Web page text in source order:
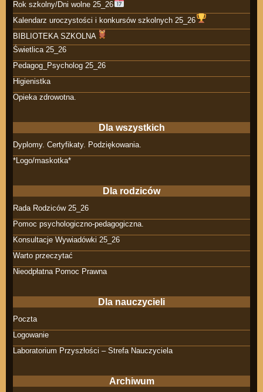
Rok szkolny/Dni wolne 25_26
Kalendarz uroczystości i konkursów szkolnych 25_26
BIBLIOTEKA SZKOLNA
Świetlica 25_26
Pedagog_Psycholog 25_26
Higienistka
Opieka zdrowotna.
Dla wszystkich
Dyplomy. Certyfikaty. Podziękowania.
*Logo/maskotka*
Dla rodziców
Rada Rodziców 25_26
Pomoc psychologiczno-pedagogiczna.
Konsultacje Wywiadówki 25_26
Warto przeczytać
Nieodpłatna Pomoc Prawna
Dla nauczycieli
Poczta
Logowanie
Laboratorium Przyszłości – Strefa Nauczyciela
Archiwum